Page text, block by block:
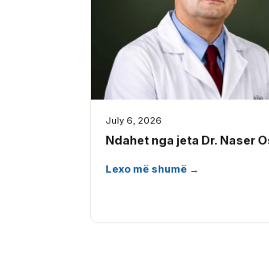
July 6, 2026
Ndahet nga jeta Dr. Naser
Lexo më shumë →